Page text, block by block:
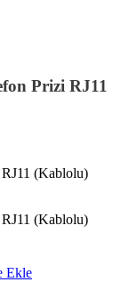
Prizi RJ11
(Kablolu)
(Kablolu)
Ekle